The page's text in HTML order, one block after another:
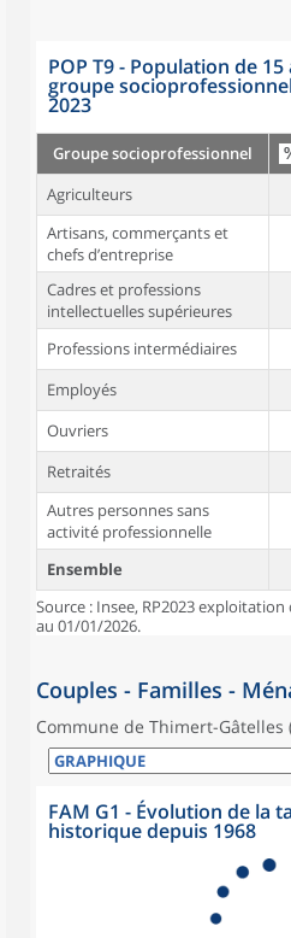
POP T9 - Population de
groupe
2023
Groupe socioprofessionnel
Agriculteurs
Artisans, commerçants et
chefs d’entreprise
Cadres et professions
intellectuelles supérieures
Professions intermédiaires
Employés
Ouvriers
Retraités
Autres personnes sans
activité professionnelle
Ensemble
Source : Insee, RP2023
au 01/01/2026.
Couples - Familles -
Commune de Thimert-Gâtelles
FAM G1 - Évolution de la
historique depuis 1968